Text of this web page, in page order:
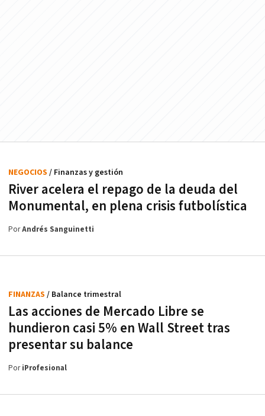
River acelera el repago de la deuda del
Monumental, en plena crisis futbolística
NEGOCIOS / Finanzas y gestión
PorAndrés Sanguinetti
Las acciones de Mercado Libre se
hundieron casi 5% en Wall Street tras
presentar su balance
FINANZAS / Balance trimestral
PoriProfesional